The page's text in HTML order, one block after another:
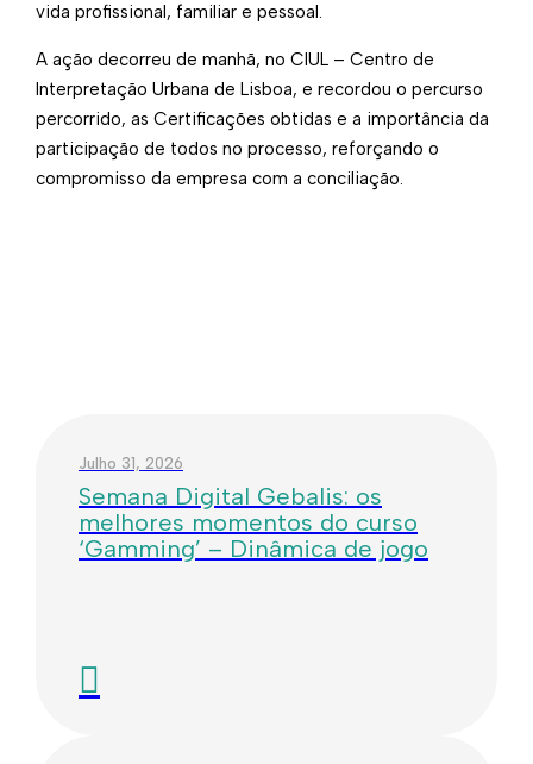
vida profissional, familiar e pessoal.
A ação decorreu de manhã, no CIUL – Centro de
Interpretação Urbana de Lisboa, e recordou o percurso
percorrido, as Certificações obtidas e a importância da
participação de todos no processo, reforçando o
compromisso da empresa com a conciliação. ​
Julho 31, 2026
Semana Digital Gebalis: os
melhores momentos do curso
‘Gamming’ – Dinâmica de jogo